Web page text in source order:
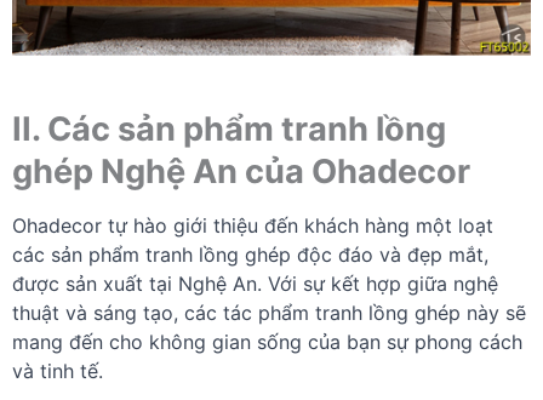
II. Các sản phẩm tranh lồng
ghép Nghệ An của Ohadecor
Ohadecor tự hào giới thiệu đến khách hàng một loạt
các sản phẩm tranh lồng ghép độc đáo và đẹp mắt,
được sản xuất tại Nghệ An. Với sự kết hợp giữa nghệ
thuật và sáng tạo, các tác phẩm tranh lồng ghép này sẽ
mang đến cho không gian sống của bạn sự phong cách
và tinh tế.